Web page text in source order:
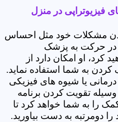
فیزیوتراپی در منزل
مشکلات خود مثل احساس
در حرکت به پزشک
کرد، او امکان دارد از
به شما استفاده نماید.
یا شیوه های فیزیکی
تقویت کردن برنامه
را به شما خواهد کرد تا
دومرتبه به دست بیاورید.